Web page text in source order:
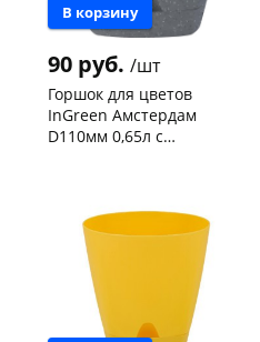
В корзину
90 руб. /шт
Горшок для цветов
InGreen Амстердам
D110мм 0,65л с
шт
Конева, 36
3 шт
Пошехонское ш, 18 2 шт
Код товара
119895